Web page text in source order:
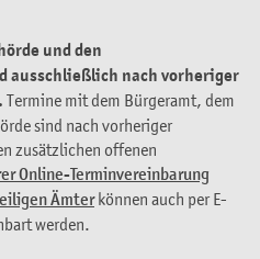
und den
ausschließlich nach vorheriger
Termine mit dem Bürgeramt, dem
sind nach vorheriger
zusätzlichen offenen
Online-Terminvereinbarung
Ämterkönnen auch per E-
werden.